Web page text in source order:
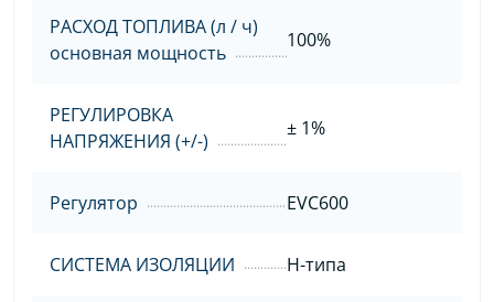
РАСХОД ТОПЛИВА (л / ч)
основная мощность
100%
РЕГУЛИРОВКА
НАПРЯЖЕНИЯ (+/-)
± 1%
Регулятор EVC600
СИСТЕМА ИЗОЛЯЦИИ H-типа